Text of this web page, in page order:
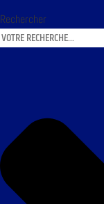
Rechercher